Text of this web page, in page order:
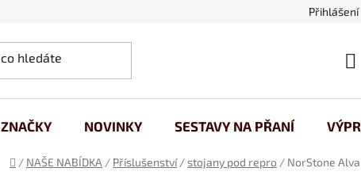
Přihlášení
ZNAČKY NOVINKY SESTAVY NA PŘANÍ
Domů
/ NAŠE NABÍDKA / Příslušenství /stojany pod repro / NorStone Alva